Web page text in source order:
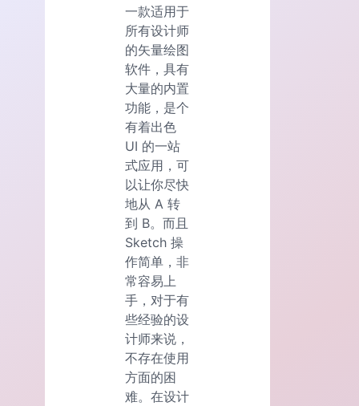
一款适用于
所有设计师
的矢量绘图
软件，具有
大量的内置
功能，是个
有着出色
UI 的一站
式应用，可
以让你尽快
地从 A 转
到 B。而且
Sketch 操
作简单，非
常容易上
手，对于有
些经验的设
计师来说，
不存在使用
方面的困
难。在设计